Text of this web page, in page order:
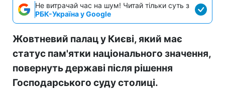
Не витрачай час на шум! Читай тільки суть з
РБК-Україна у Google
Жовтневий палац у Києві, який має
статус пам'ятки національного значення,
повернуть державі після рішення
Господарського суду столиці.